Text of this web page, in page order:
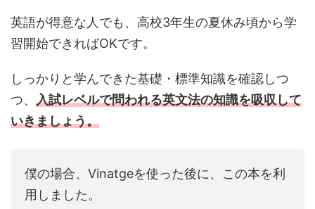
英語が得意な人でも、高校3年生の夏休み頃から学
習開始できればOKです。
しっかりと学んできた基礎・標準知識を確認しつ
つ、 入試レベルで問われる英文法の知識を吸収して
いきましょう。
僕の場合、Vinatgeを使った後に、この本を利
用しました。